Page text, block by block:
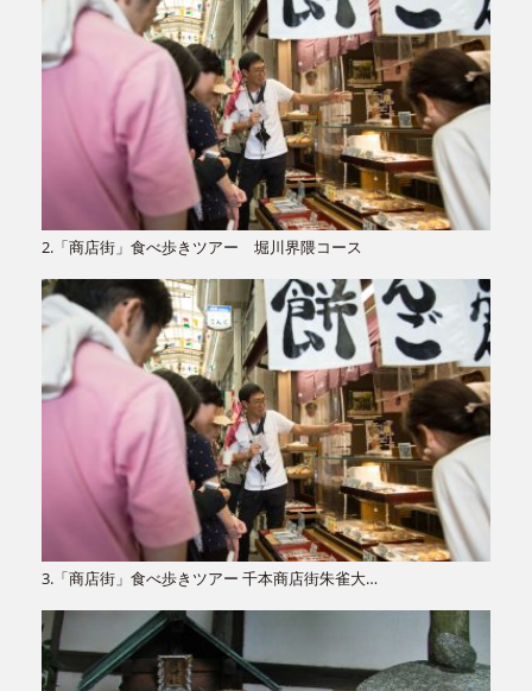
2.「商店街」食べ歩きツアー 堀川界隈コース
3.「商店街」食べ歩きツアー 千本商店街朱雀大…